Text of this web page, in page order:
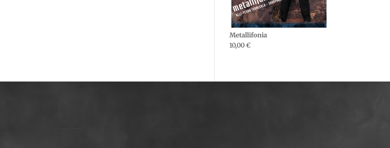
Metallifonia
10,00€